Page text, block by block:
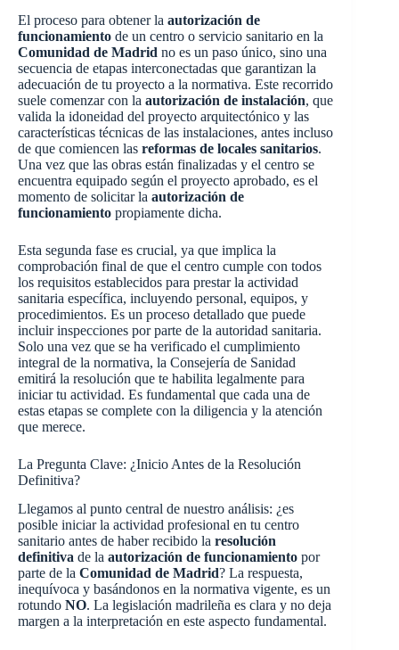
El proceso para obtener la autorización de
funcionamiento de un centro o servicio sanitario en la
Comunidad de Madrid no es un paso único, sino una
secuencia de etapas interconectadas que garantizan la
adecuación de tu proyecto a la normativa. Este recorrido
suele comenzar con la autorización de instalación, que
valida la idoneidad del proyecto arquitectónico y las
características técnicas de las instalaciones, antes incluso
de que comiencen las reformas de locales sanitarios.
Una vez que las obras están finalizadas y el centro se
encuentra equipado según el proyecto aprobado, es el
momento de solicitar la autorización de
funcionamiento propiamente dicha.
Esta segunda fase es crucial, ya que implica la
comprobación final de que el centro cumple con todos
los requisitos establecidos para prestar la actividad
sanitaria específica, incluyendo personal, equipos, y
procedimientos. Es un proceso detallado que puede
incluir inspecciones por parte de la autoridad sanitaria.
Solo una vez que se ha verificado el cumplimiento
integral de la normativa, la Consejería de Sanidad
emitirá la resolución que te habilita legalmente para
iniciar tu actividad. Es fundamental que cada una de
estas etapas se complete con la diligencia y la atención
que merece.
La Pregunta Clave: ¿Inicio Antes de la Resolución
Definitiva?
Llegamos al punto central de nuestro análisis: ¿es
posible iniciar la actividad profesional en tu centro
sanitario antes de haber recibido la resolución
definitiva de la autorización de funcionamiento por
parte de la Comunidad de Madrid? La respuesta,
inequívoca y basándonos en la normativa vigente, es un
rotundo NO. La legislación madrileña es clara y no deja
margen a la interpretación en este aspecto fundamental.